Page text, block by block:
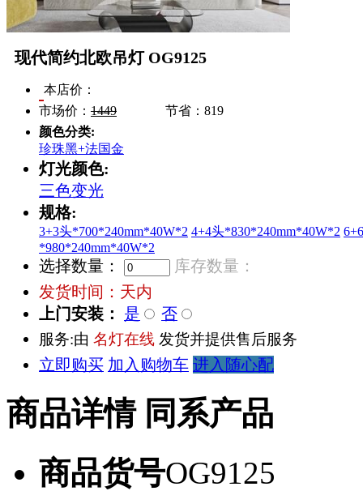
现代简约北欧吊灯 OG9125
本店价：
市场价： 1449 节省： 819
颜色分类:
珍珠黑+法国金
灯光颜色:
三色变光
规格:
3+3头*700*240mm*40W*2 4+4头*830*240mm*40W*2
*980*240mm*40W*2
选择数量：
库存数量：
发货时间： 天内
上门安装：
是 否
服务:由 名灯在线 发货并提供售后服务
立即购买 加入购物车 进入随心配
商品详情 同系产品
商品货号OG9125